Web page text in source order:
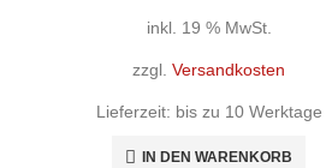
inkl. 19 % MwSt.
zzgl. Versandkosten
Lieferzeit: bis zu 10 Werktage
IN DEN WARENKORB